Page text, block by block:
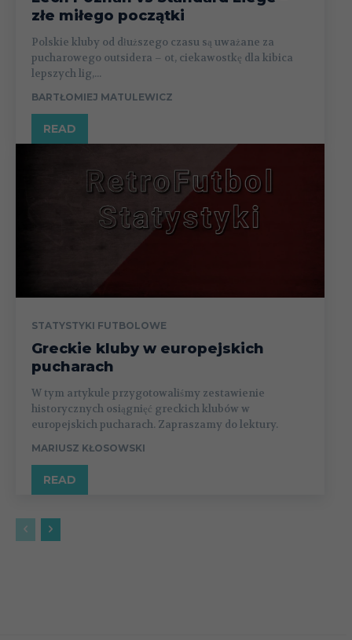
złe miłego początki
Polskie kluby od dłuższego czasu są uważane za
pucharowego outsidera – ot, ciekawostkę dla kibica
lepszych lig,...
BARTŁOMIEJ MATULEWICZ
READ
STATYSTYKI FUTBOLOWE
Greckie kluby w europejskich
pucharach
W tym artykule przygotowaliśmy zestawienie
historycznych osiągnięć greckich klubów w
europejskich pucharach. Zapraszamy do lektury.
MARIUSZ KŁOSOWSKI
READ